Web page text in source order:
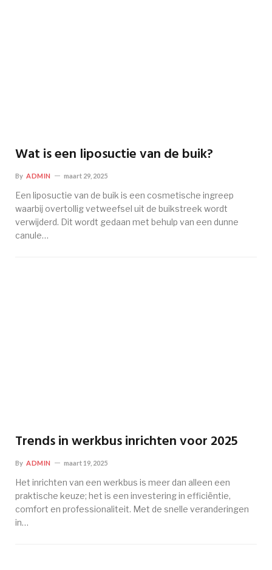
Wat is een liposuctie van de buik?
By ADMIN maart 29, 2025
Een liposuctie van de buik is een cosmetische ingreep
waarbij overtollig vetweefsel uit de buikstreek wordt
verwijderd. Dit wordt gedaan met behulp van een dunne
canule…
Trends in werkbus inrichten voor 2025
By ADMIN maart 19, 2025
Het inrichten van een werkbus is meer dan alleen een
praktische keuze; het is een investering in efficiëntie,
comfort en professionaliteit. Met de snelle veranderingen
in…